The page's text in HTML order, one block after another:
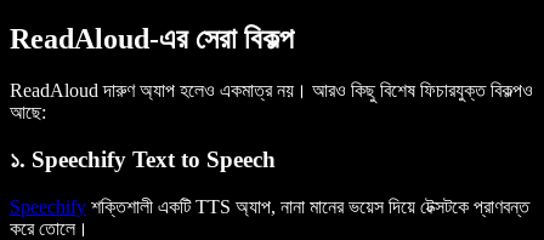
ReadAloud-এর সেরা বিকল্প
ReadAloud দারুণ অ্যাপ হলেও একমাত্র নয়। আরও কিছু বিশেষ ফিচারযুক্ত বিকল্পও
আছে:
১. Speechify Text to Speech
Speechify শক্তিশালী একটি TTS অ্যাপ, নানা মানের ভয়েস দিয়ে টেক্সটকে প্রাণবন্ত
করে তোলে।